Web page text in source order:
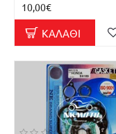
10,00€
ΚΑΛΆΘΙ